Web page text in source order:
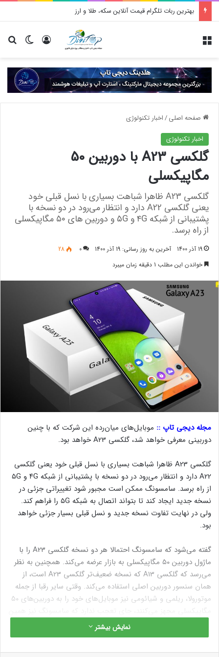
آموزش رفع خطای create_function در وردپرس
تغییر ورود
صفحه اصلی/اخبار تکنولوژی
اخبار تکنولوژی
گلکسی A23 با دوربین 50
مگاپیکسلی
گلکسی A23 ظاهرا شباهت بسیاری با نسل قبلی خود
یعنی گلکسی A22 دارد و انتظار می‌رود در دو نسخه با
پشتیبانی از شبکه ۴G و ۵G و دوربین های ۵۰ مگاپیکسلی
از راه برسد.
19 آذر 1400 آخرین به روز رسانی: 19 آذر 1400 0
28
خواندن این مطلب 1 دقیقه زمان میبرد
مجله دیجی تاپ :: موبایل‌های میان‌رده این شرکت که با چنین
دوربینی معرفی خواهد شد، گلکسی A23 خواهد بود.
گلکسی A23 ظاهرا شباهت بسیاری با نسل قبلی خود یعنی گلکسی
A22 دارد و انتظار می‌رود در دو نسخه با پشتیبانی از شبکه ۴G و ۵G
از راه برسد. سامسونگ ممکن است مجبور شود تغییراتی جزئی در
نسخه جدید ایجاد کند تا بتواند اتصال به شبکه ۵G را فراهم کند.
ولی در نهایت تفاوت نسخه جدید و نسل قبلی بسیار جزئی خواهد
بود.
گفته می‌شود که سامسونگ احتمالا هر دو نسخه گلکسی A23‌ را با
ماژول دوربین ۵۰ مگاپیکسلی به بازار عرضه می‌کند. همچنین به نظر
می‌رسد که گلکسی A13 که نسخه ضعیف‌تر گلکسی A23 است، از
همان سنسور دوربین اصلی استفاده می‌کند. وقتی سایر رقبا از جمله
موتورولا، ریلمی و شیائومی نیز موبایل‌های خود را به دوربین‌های ۵۰
نمایش بیشتر